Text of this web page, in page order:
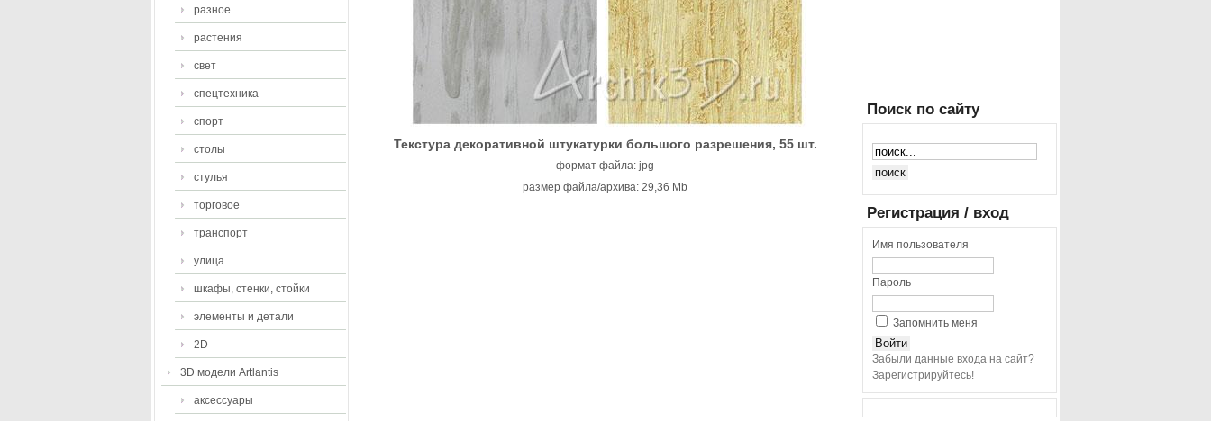
разное
растения
свет
спецтехника
спорт
столы
стулья
торговое
транспорт
улица
шкафы, стенки, стойки
элементы и детали
2D
3D модели Artlantis
аксессуары
Текстура декоративной штукатурки большого разрешения, 55 шт.
формат файла: jpg
размер файла/архива: 29,36 Mb
Поиск по сайту
Регистрация / вход
Имя пользователя
Пароль
Запомнить меня
Забыли данные входа на сайт?
Зарегистрируйтесь!